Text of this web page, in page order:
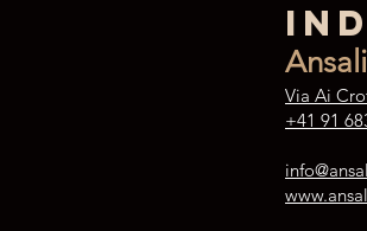
Via Ai
+41 91